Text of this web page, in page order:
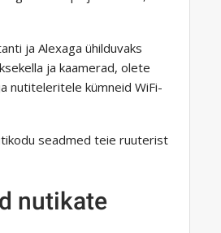
ja Alexaga ühilduvaks
ja kaamerad, olete
nutiteleritele kümneid WiFi-
seadmed teie ruuterist
nutikate